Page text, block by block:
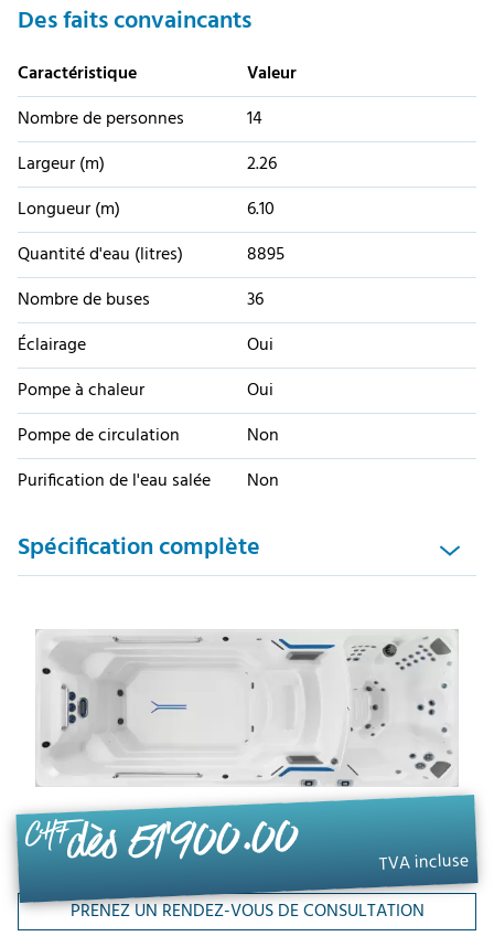
Des faits convaincants
Caractéristique
Valeur
Nombre de personnes
14
Largeur (m)
2.26
Longueur (m)
6.10
Quantité d'eau (litres)
8895
Nombre de buses
36
Éclairage
Oui
Pompe à chaleur
Oui
Pompe de circulation
Non
Purification de l'eau salée
Non
Spécification complète
CHFdès 51'900.00 TVA incluse
PRENEZ UN RENDEZ-VOUS DE CONSULTATION